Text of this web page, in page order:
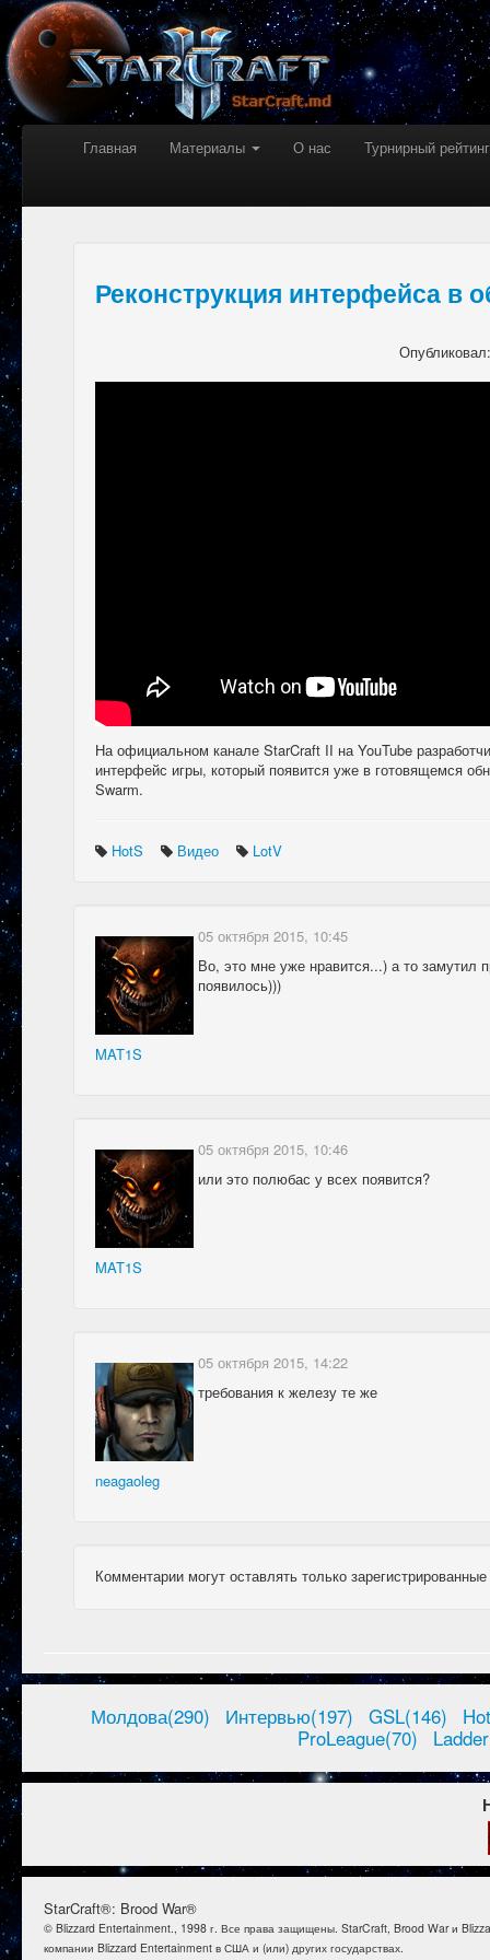
Главная Материалы О нас Турнирный рейтинг
Реконструкция интерфейса в
На официальном канале StarCraft II на YouTube
интерфейс игры, который появится уже в готовящемся
Swarm.
HotS Видео LotV
MAT1S
05 октября 2015, 10:45
Во, это мне уже нравится...) а то замутил
появилось)))
MAT1S
05 октября 2015, 10:46
или это полюбас у всех появится?
neagaoleg
05 октября 2015, 14:22
требования к железу те же
Комментарии могут оставлять только
Молдова(290) Интервью(197) GSL(146)
ProLeague(70)
StarCraft®: Brood War®
© Blizzard Entertainment., 1998 г. Все права защищены. StarCraft, Brood War и
компании Blizzard Entertainment в США и (или) других государствах.